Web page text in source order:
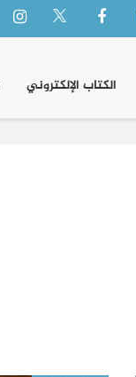
الكتاب الإلكتروني